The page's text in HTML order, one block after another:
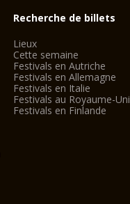
Recherche de billets
Lieux
Cette semaine
Festivals en Autriche
Festivals en Allemagne
Festivals en Italie
Festivals au Royaume-Uni
Festivals en Finlande